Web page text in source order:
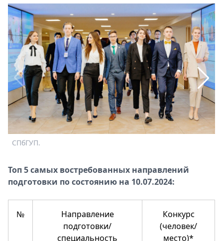
О
Metro
Стримы
Спецпроекты
Звезды
Выборы
2026
Скачай
Metro
СПбГУП.
Топ 5 самых востребованных направлений
подготовки по состоянию на 10.07.2024:
№
Направление
подготовки/
специальность
Конкурс
(человек/
место)*